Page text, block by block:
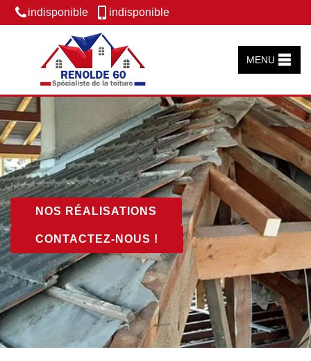
indisponible indisponible
MENU
NOS RÉALISATIONS
CONTACTEZ-NOUS !